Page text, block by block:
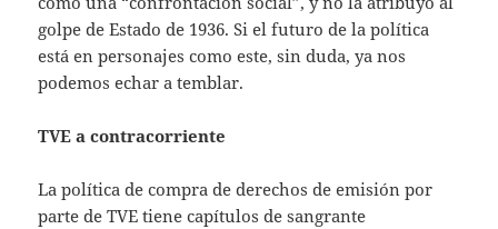
golpe de Estado de 1936. Si el futuro de la política
está en personajes como este, sin duda, ya nos
podemos echar a temblar.
TVE a contracorriente
La política de compra de derechos de emisión por
parte de TVE tiene capítulos de sangrante